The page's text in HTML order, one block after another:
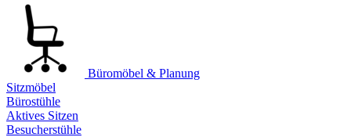
Büromöbel & Planung
Sitzmöbel
Bürostühle
Aktives Sitzen
Besucherstühle